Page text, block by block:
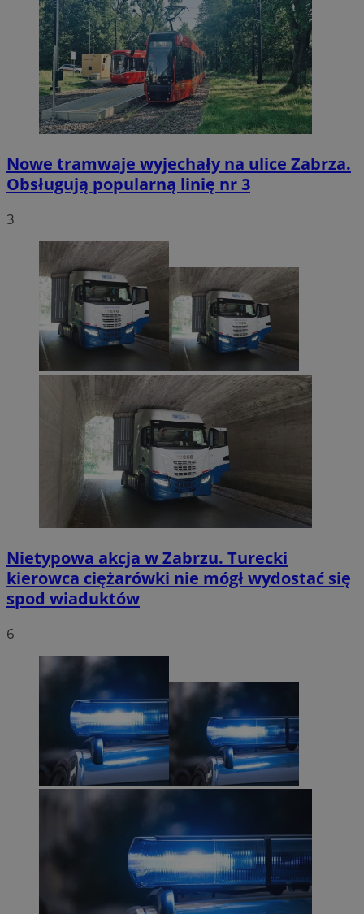
Nowe tramwaje wyjechały na ulice Zabrza.
Obsługują popularną linię nr 3
3
Nietypowa akcja w Zabrzu. Turecki
kierowca ciężarówki nie mógł wydostać się
spod wiaduktów
6